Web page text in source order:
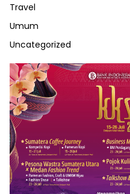
Travel
Umum
Uncategorized